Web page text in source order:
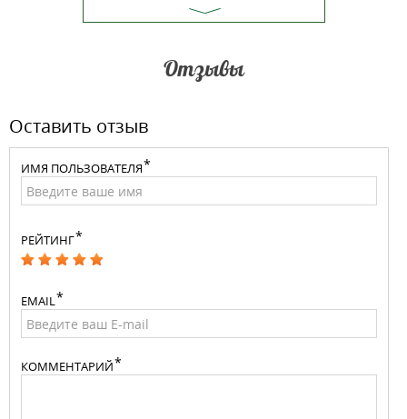
Отзывы
Оставить отзыв
ИМЯ ПОЛЬЗОВАТЕЛЯ
РЕЙТИНГ
EMAIL
КОММЕНТАРИЙ